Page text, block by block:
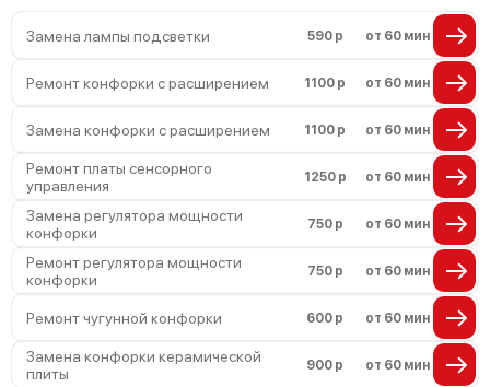
Замена лампы подсветки 590 р от 60 мин
Ремонт конфорки с расширением 1100 р от 60 мин
Замена конфорки с расширением 1100 р от 60 мин
Ремонт платы сенсорного
управления
1250 р от 60 мин
Замена регулятора мощности
конфорки
750 р от 60 мин
Ремонт регулятора мощности
конфорки
750 р от 60 мин
Ремонт чугунной конфорки 600 р от 60 мин
Замена конфорки керамической
плиты
900 р от 60 мин